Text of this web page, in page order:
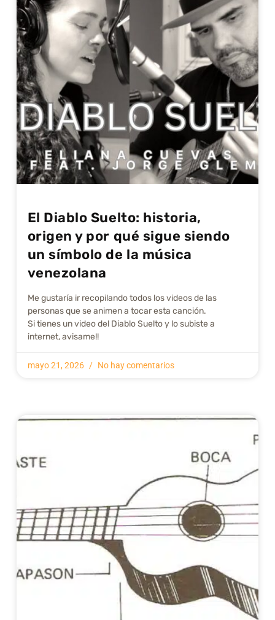
El Diablo Suelto: historia,
origen y por qué sigue siendo
un símbolo de la música
venezolana
Me gustarí­a ir recopilando todos los videos de las
personas que se animen a tocar esta canción.
Si tienes un video del Diablo Suelto y lo subiste a
internet, avisame!!
mayo 21, 2026 No hay comentarios